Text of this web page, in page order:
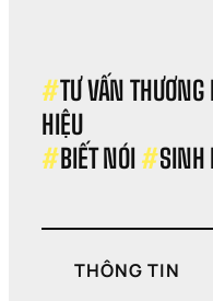
#TƯ VẤN THƯƠNG
HIỆU
#BIẾT NÓI #SINH
THÔNG TIN